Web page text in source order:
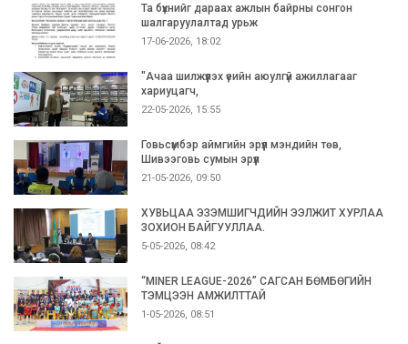
Та бүхнийг дараах ажлын байрны сонгон
шалгаруулалтад урьж
17-06-2026, 18:02
"Ачаа шилжүүлэх үеийн аюулгүй ажиллагааг
хариуцагч,
22-05-2026, 15:55
Говьсүмбэр аймгийн эрүүл мэндийн төв,
Шивээговь сумын эрүүл
21-05-2026, 09:50
ХУВЬЦАА ЭЗЭМШИГЧДИЙН ЭЭЛЖИТ ХУРЛАА
ЗОХИОН БАЙГУУЛЛАА.
5-05-2026, 08:42
“MINER LEAGUE-2026” САГСАН БӨМБӨГИЙН
ТЭМЦЭЭН АМЖИЛТТАЙ
1-05-2026, 08:51